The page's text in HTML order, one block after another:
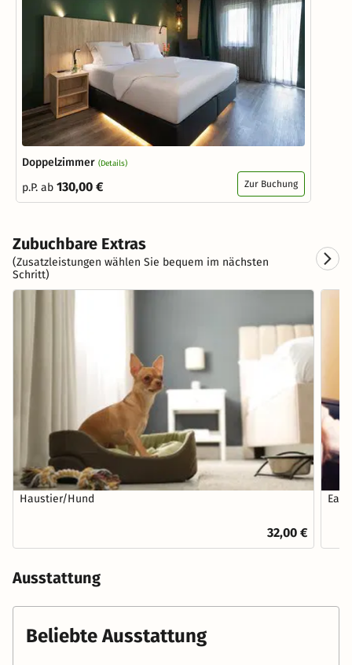
Doppelzimmer (Details)
p.P. ab 130,00 € Zur Buchung
Zubuchbare Extras
(Zusatzleistungen wählen Sie bequem im nächsten
Schritt)
Haustier/Hund
32,00 €
Ausstattung
Beliebte Ausstattung